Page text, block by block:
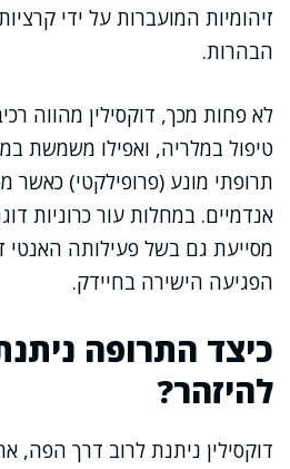
זיהומיות המועברות על ידי
הבהרות.
לא פחות מכך, דוקסילין מהווה
טיפול במלריה, ואפילו משמשת
תרופתי מונע (פרופילקטי) כאשר
אנדמיים. במחלות עור כרוניות
מסייעת גם בשל פעילותה האנטי
הפגיעה הישירה בחיידק.
כיצד התרופה
להיזהר?
דוקסילין ניתנת לרוב דרך הפה,